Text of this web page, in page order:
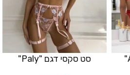
סט סקסי דגם "Paly"